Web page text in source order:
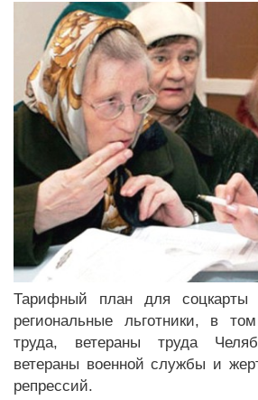
Тарифный план для соцкарты
региональные льготники, в
труда, ветераны труда
ветераны военной службы и
репрессий.